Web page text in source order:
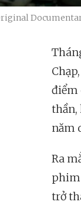
điểm
thần,
năm
Ra
phim
trở